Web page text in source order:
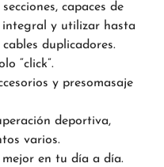
capaces de
integral y utilizar hasta
duplicadores.
“click”.
y presomasaje
deportiva,
varios.
en tu día a día.